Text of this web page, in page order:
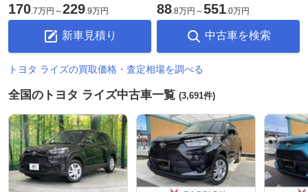
170 7万円 ～229 9万円
新車見積り
88 8万円 ～551 0万円
中古車を検索
トヨタ ライズの買取価格・査定相場を調べる
全国のトヨタ ライズ中古車一覧 (3,691件)